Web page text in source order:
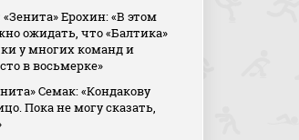
Ерохин: «В этом
ожидать, что «Балтика»
у многих команд и
в восьмерке»
Семак: «Кондакову
Пока не могу сказать,